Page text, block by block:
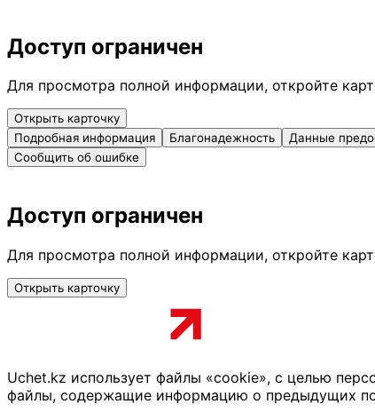
Доступ ограничен
Для просмотра полной информации, откройте
Открыть карточку
Подробная информация
Благонадежность Данные
Сообщить об ошибке
Доступ ограничен
Для просмотра полной информации, откройте
Открыть карточку
Uchet.kz использует файлы «cookie», с целью
файлы, содержащие информацию о предыдущих